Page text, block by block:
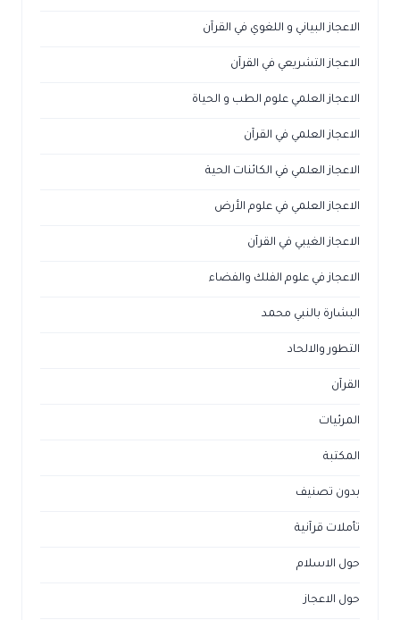
الاعجاز البياني و اللغوي في القرآن
الاعجاز التشريعي في القرآن
الاعجاز العلمي علوم الطب و الحياة
الاعجاز العلمي في القرآن
الاعجاز العلمي في الكائنات الحية
الاعجاز العلمي في علوم الأرض
الاعجاز الغيبي في القرآن
الاعجاز في علوم الفلك والفضاء
البشارة بالنبي محمد
التطور والالحاد
القرآن
المرئيات
المكتبة
بدون تصنيف
تأملات قرآنية
حول الاسلام
حول الاعجاز